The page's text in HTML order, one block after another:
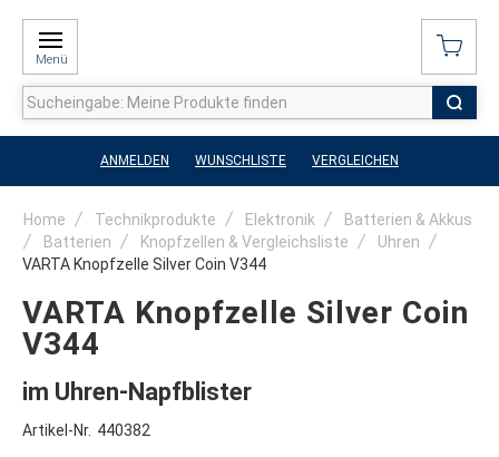
Menü
ANMELDEN WUNSCHLISTE VERGLEICHEN
Home Technikprodukte Elektronik
Batterien & Akkus
Batterien
Knopfzellen & Vergleichsliste
Uhren
VARTA Knopfzelle Silver Coin V344
VARTA Knopfzelle Silver Coin
V344
im Uhren-Napfblister
Artikel-Nr. 440382